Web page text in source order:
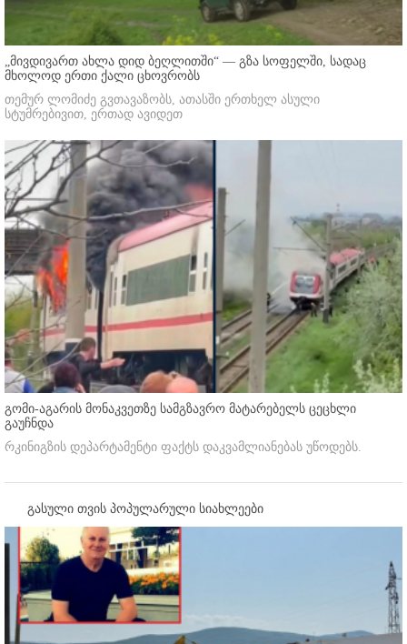
„მივდივართ ახლა დიდ ბეღლითში“ — გზა სოფელში, სადაც
მხოლოდ ერთი ქალი ცხოვრობს
თემურ ლომიძე გვთავაზობს, ათასში ერთხელ ასული
სტუმრებივით, ერთად ავიდეთ
გომი-აგარის მონაკვეთზე სამგზავრო მატარებელს ცეცხლი
გაუჩნდა
რკინიგზის დეპარტამენტი ფაქტს დაკვამლიანებას უწოდებს.
გასული თვის პოპულარული სიახლეები